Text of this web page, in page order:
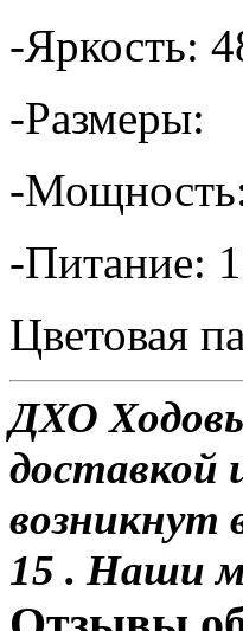
-Яркость:
-Размеры:
-
-Питание:
Цветовая
ДХО
доставкой
возникнут
15 . Наши